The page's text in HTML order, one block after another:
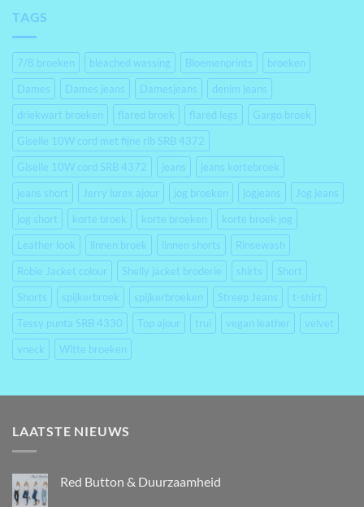
TAGS
7/8 broeken bleached wassing Bloemenprints
broeken
Dames
Dames jeans Damesjeans
denim jeans
driekwart broeken
flared broek flared legs
Gargo broek
Giselle 10W cord met fijne rib SRB 4372
Giselle 10W cord SRB 4372
jeans
jeans kortebroek
jeans short
Jerry lurex ajour jog broeken jogjeans
Jog jeans
jog short
korte broek korte broeken
korte broek jog
Leather look
linnen broek linnen shorts
Rinsewash
Robie Jacket colour
Shelly jacket broderie shirts
Short
Shorts
spijkerbroek spijkerbroeken Streep Jeans
t-shirt
Tessy punta SRB 4330
Top ajour trui vegan leather
velvet
vneck
Witte broeken
LAATSTE NIEUWS
Red Button & Duurzaamheid